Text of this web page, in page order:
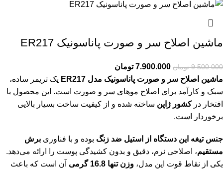
ماشین اصلاح سر و صورت پاناسونیک ER217
9.500.000 تومان 7.900.000 تومان
ماشین اصلاح سر و صورت پاناسونیک مدل ER217
یک تریمر ساده،
سبک و کارآمد برای اصلاح موهای سر و صورت است. این محصول با
افتخار درکشور ژاپن ساخته شده و از کیفیت ساخت بسیار بالایی
برخوردار است.
جنس تیغه این دستگاه از استیل ضد زنگ بوده و با فناوری برش
مستقیم، اصلاحی نرم، دقیق و بدون کشیدگی پوست را ارائه می‌دهد.
یکی از نقاط قوت این مدل، وزن تنها 16.8 گرمی
آن است که باعث